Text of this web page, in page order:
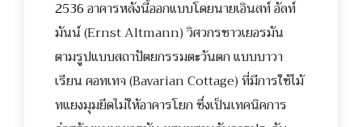
2536อาคารหลังนี้ออกแบบโดยนายเอินสท์ อัลท์
มันน์ (Ernst Altmann) วิศวกรชาวเยอรมัน
ตามรูปแบบสถาปัตยกรรมตะวันตก แบบบาวา
เรียน คอทเทจ (Bavarian Cottage) ที่มีการใช้ไม้
ทแยงมุมยึดไม่ให้อาคารโยก ซึ่งเป็นเทคนิคการ